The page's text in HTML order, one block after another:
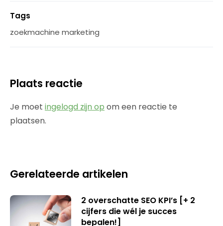
Tags
zoekmachine marketing
Plaats reactie
Je moet ingelogd zijn op om een reactie te
plaatsen.
Gerelateerde artikelen
2 overschatte SEO KPI’s [+ 2
cijfers die wél je succes
bepalen!]